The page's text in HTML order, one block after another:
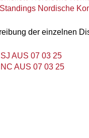
Nordische
der einzelnen
AUS 07 03 25
AUS 07 03 25